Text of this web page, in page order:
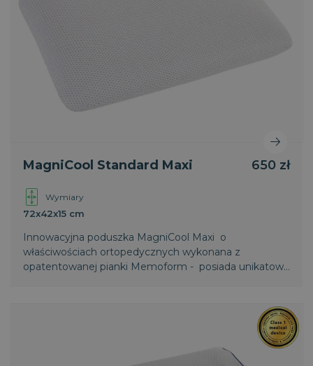
MagniCool Standard Maxi 650 zł
Wymiary
72x42x15 cm
Innowacyjna poduszka MagniCool Maxi o
właściwościach ortopedycznych wykonana z
opatentowanej pianki Memoform - posiada unikatowy